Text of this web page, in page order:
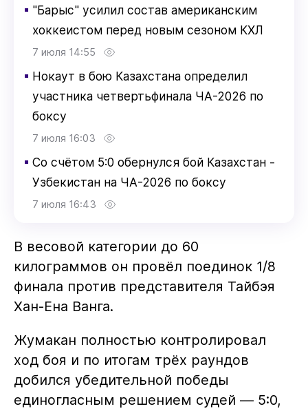
▪ "Барыс" усилил состав американским
хоккеистом перед новым сезоном КХЛ
7 июля 14:55
▪ Нокаут в бою Казахстана определил
участника четвертьфинала ЧА-2026 по
боксу
7 июля 16:03
▪ Со счётом 5:0 обернулся бой Казахстан -
Узбекистан на ЧА-2026 по боксу
7 июля 16:43
В весовой категории до 60
килограммов он провёл поединок 1/8
финала против представителя Тайбэя
Хан-Ена Ванга.
Жумакан полностью контролировал
ход боя и по итогам трёх раундов
добился убедительной победы
единогласным решением судей — 5:0,